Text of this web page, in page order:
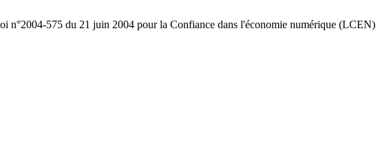
n°2004-575 du 21 juin 2004 pour la Confiance dans l'économie numérique